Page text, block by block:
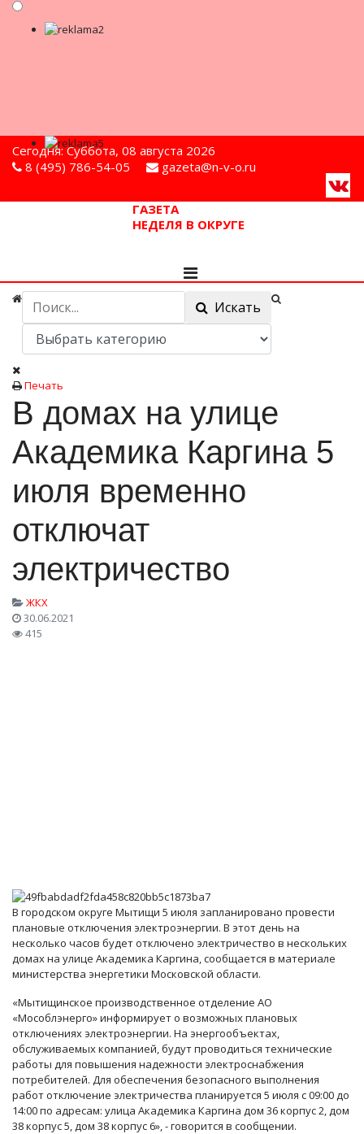
Сегодня: Суббота, 08 августа 2026
8 (495) 786-54-05
gazeta@n-v-o.ru
ГАЗЕТА
НЕДЕЛЯ В ОКРУГЕ
Искать
Печать
В домах на улице
Академика Каргина 5
июля временно
отключат
электричество
ЖКХ
30.06.2021
415
В городском округе Мытищи 5 июля запланировано провести
плановые отключения электроэнергии. В этот день на
несколько часов будет отключено электричество в нескольких
домах на улице Академика Каргина, сообщается в материале
министерства энергетики Московской области.
«Мытищинское производственное отделение АО
«Мособлэнерго» информирует о возможных плановых
отключениях электроэнергии. На энергообъектах,
обслуживаемых компанией, будут проводиться технические
работы для повышения надежности электроснабжения
потребителей. Для обеспечения безопасного выполнения
работ отключение электричества планируется 5 июля с 09:00 до
14:00 по адресам: улица Академика Каргина дом 36 корпус 2, дом
38 корпус 5, дом 38 корпус 6», - говорится в сообщении.